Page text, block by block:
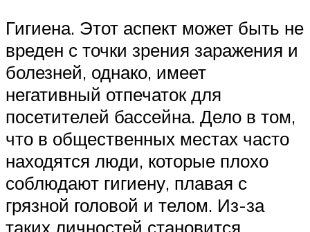
Гигиена. Этот аспект может быть не
вреден с точки зрения заражения и
болезней, однако, имеет
негативный отпечаток для
посетителей бассейна. Дело в том,
что в общественных местах часто
находятся люди, которые плохо
соблюдают гигиену, плавая с
грязной головой и телом. Из-за
таких личностей становится